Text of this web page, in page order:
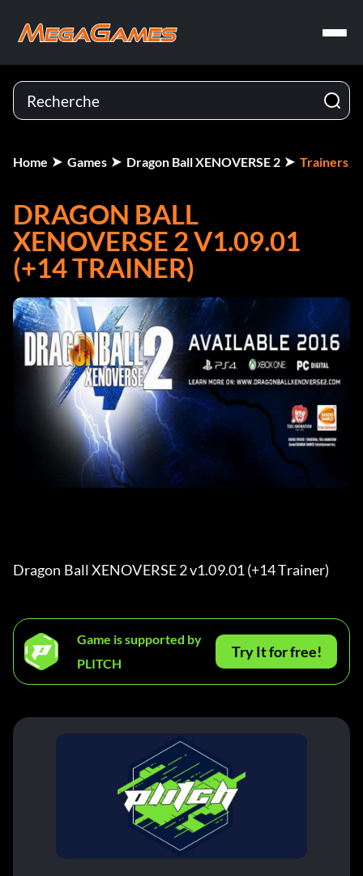
Home Games Dragon Ball XENOVERSE 2 Trainers
DRAGON BALL
XENOVERSE 2 V1.09.01
(+14 TRAINER)
Dragon Ball XENOVERSE 2 v1.09.01 (+14 Trainer)
Game is supported by
PLITCH
Try It for free!